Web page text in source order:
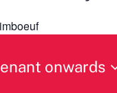
onwards